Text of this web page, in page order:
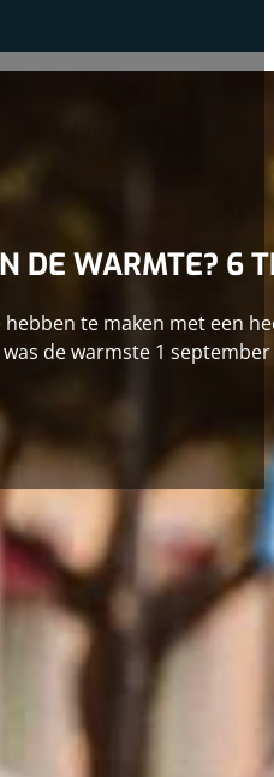
DE WARMTE? 6
te maken met een
de warmste 1
te maken met een
in september
prestatie. Hoe kun je het
IS